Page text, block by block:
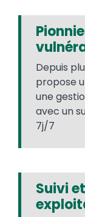
Depuis
propose
une
avec un
7j/7
Suivi